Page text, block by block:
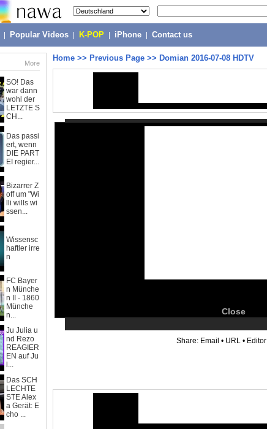
Popular Videos K-POP iPhone Contact us
More
SO! Das
war dann
wohl der
LETZTE S
CH...
Das passi
ert, wenn
DIE PART
EI regier...
Bizarrer Z
off um "Wi
lli wills wi
ssen...
Wissensc
haftler irre
n
FC Bayer
n Münche
n II - 1860
Münche
n...
Ju Julia u
nd Rezo
REAGIER
EN auf Ju
l...
Das SCH
LECHTE
STE Alex
a Gerät: E
cho ...
Home >> Previous Page >> Domian 2016-07-08 HDTV
Close
Share: Email • URL • Editor